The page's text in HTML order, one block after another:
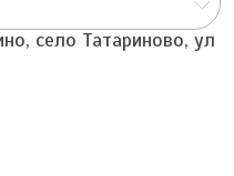
село Татариново, ул